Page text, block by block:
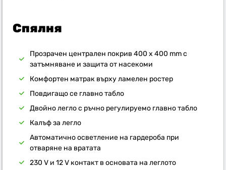
Спялня
Прозрачен централен покрив 400 x 400 mm с
затъмняване и защита от насекоми
Комфортен матрак върху ламелен ростер
Повдигащо се главно табло
Двойно легло с ръчно регулируемо главно табло
Калъф за легло
Автоматично осветление на гардероба при
отваряне на вратата
230 V и 12 V контакт в основата на леглото